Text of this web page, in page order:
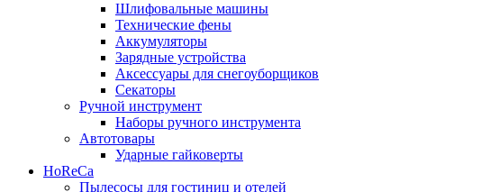
Шлифовальные машины
Технические фены
Аккумуляторы
Зарядные устройства
Аксессуары для снегоуборщиков
Секаторы
Ручной инструмент
Наборы ручного инструмента
Автотовары
Ударные гайковерты
HoReCa
Пылесосы для гостиниц и отелей